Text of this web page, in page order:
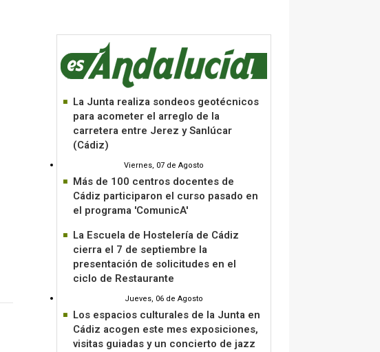
La Junta realiza sondeos geotécnicos
para acometer el arreglo de la
carretera entre Jerez y Sanlúcar
(Cádiz)
Viernes, 07 de Agosto
Más de 100 centros docentes de
Cádiz participaron el curso pasado en
el programa 'ComunicA'
La Escuela de Hostelería de Cádiz
cierra el 7 de septiembre la
presentación de solicitudes en el
ciclo de Restaurante
Jueves, 06 de Agosto
Los espacios culturales de la Junta en
Cádiz acogen este mes exposiciones,
visitas guiadas y un concierto de jazz